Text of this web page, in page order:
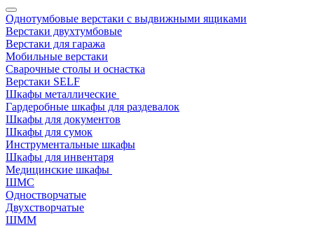
Однотумбовые верстаки с выдвижными ящиками
Верстаки двухтумбовые
Верстаки для гаража
Мобильные верстаки
Сварочные столы и оснастка
Верстаки SELF
Шкафы металлические
Гардеробные шкафы для раздевалок
Шкафы для документов
Шкафы для сумок
Инструментальные шкафы
Шкафы для инвентаря
Медицинские шкафы
ШМС
Одностворчатые
Двухстворчатые
ШММ